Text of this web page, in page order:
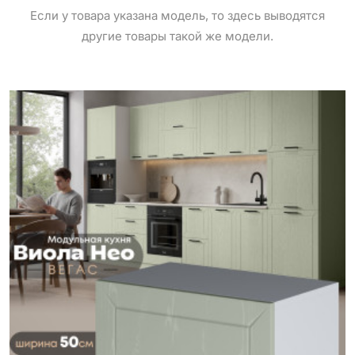
Если у товара указана модель, то здесь выводятся
другие товары такой же модели.